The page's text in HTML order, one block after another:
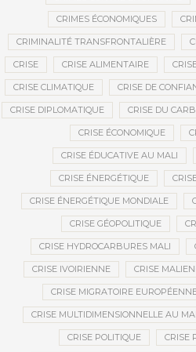
CRIMES ÉCONOMIQUES
CRIMINALITÉ TRANSFRONTALIÈRE
CRISE CRISE ALIMENTAIRE
CRISE CLIMATIQUE CRISE DE
CRISE DIPLOMATIQUE CRISE DU
CRISE ÉCONOMIQUE
CRISE ÉDUCATIVE AU MALI
CRISE ÉNERGÉTIQUE
CRISE ÉNERGÉTIQUE MONDIALE
CRISE GÉOPOLITIQUE
CRISE HYDROCARBURES MALI
CRISE IVOIRIENNE CRISE
CRISE MIGRATOIRE
CRISE MULTIDIMENSIONNELLE AU
CRISE POLITIQUE CRISE